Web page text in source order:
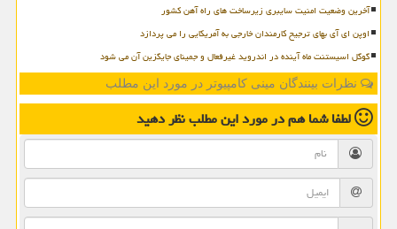
آخرین وضعیت امنیت سایبری زیرساخت های راه آهن کشور
اوپن ای آی بهای ترجیح کارمندان خارجی به آمریکایی را می پردازد
گوگل اسیستنت ماه آینده در اندروید غیرفعال و جمینای جایگزین آن می شود
نظرات بینندگان مینی کامپیوتر در مورد این مطلب
لطفا شما همدر مورد این مطلبنظر دهید